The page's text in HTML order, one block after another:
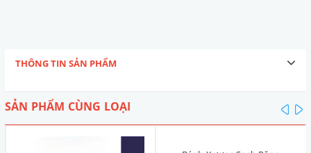
THÔNG TIN SẢN PHẨM
SẢN PHẨM CÙNG LOẠI